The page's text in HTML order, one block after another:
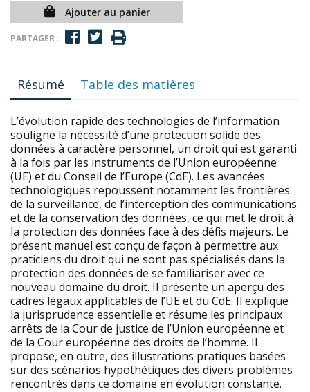
Ajouter au panier
PARTAGER :
Résumé Table des matières
L’évolution rapide des technologies de l’information
souligne la nécessité d’une protection solide des
données à caractère personnel, un droit qui est garanti
à la fois par les instruments de l’Union européenne
(UE) et du Conseil de l’Europe (CdE). Les avancées
technologiques repoussent notamment les frontières
de la surveillance, de l’interception des communications
et de la conservation des données, ce qui met le droit à
la protection des données face à des défis majeurs. Le
présent manuel est conçu de façon à permettre aux
praticiens du droit qui ne sont pas spécialisés dans la
protection des données de se familiariser avec ce
nouveau domaine du droit. Il présente un aperçu des
cadres légaux applicables de l’UE et du CdE. Il explique
la jurisprudence essentielle et résume les principaux
arrêts de la Cour de justice de l’Union européenne et
de la Cour européenne des droits de l’homme. Il
propose, en outre, des illustrations pratiques basées
sur des scénarios hypothétiques des divers problèmes
rencontrés dans ce domaine en évolution constante.